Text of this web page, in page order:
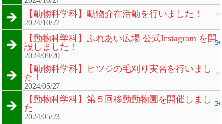
【動物科学科】動物介在活動を行いました！
2024/10/27
【動物科学科】ふれあい広場 公式Instagram を開
設しました！
2024/09/20
【動物科学科】ヒツジの毛刈り実習を行いまし
た！
2024/05/27
【動物科学科】第５回移動動物園を開催しまし
た
2024/05/23